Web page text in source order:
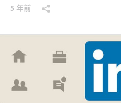
5 年前